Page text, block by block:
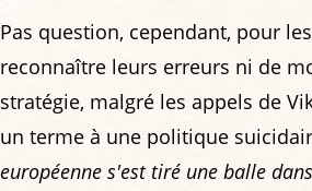
Pas question, cependant, pour
reconnaître leurs erreurs ni de
stratégie, malgré les appels de
un terme à une politique
européenne s'est tiré une balle